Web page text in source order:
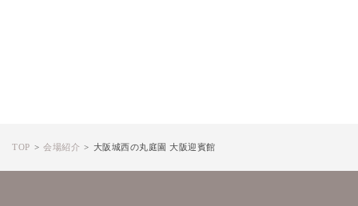
TOP 会場紹介 大阪城西の丸庭園 大阪迎賓館